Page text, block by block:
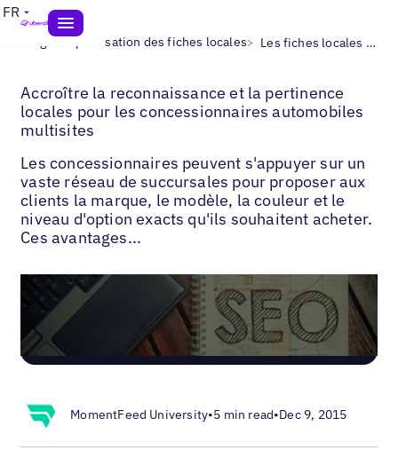
FR
Blogs> Optimisation des fiches locales> Les fiches locales pour les concessionnaires automobiles
Accroître la reconnaissance et la pertinence
locales pour les concessionnaires automobiles
multisites
Les concessionnaires peuvent s'appuyer sur un
vaste réseau de succursales pour proposer aux
clients la marque, le modèle, la couleur et le
niveau d'option exacts qu'ils souhaitent acheter.
Ces avantages...
MomentFeed University•5 min read•Dec 9, 2015